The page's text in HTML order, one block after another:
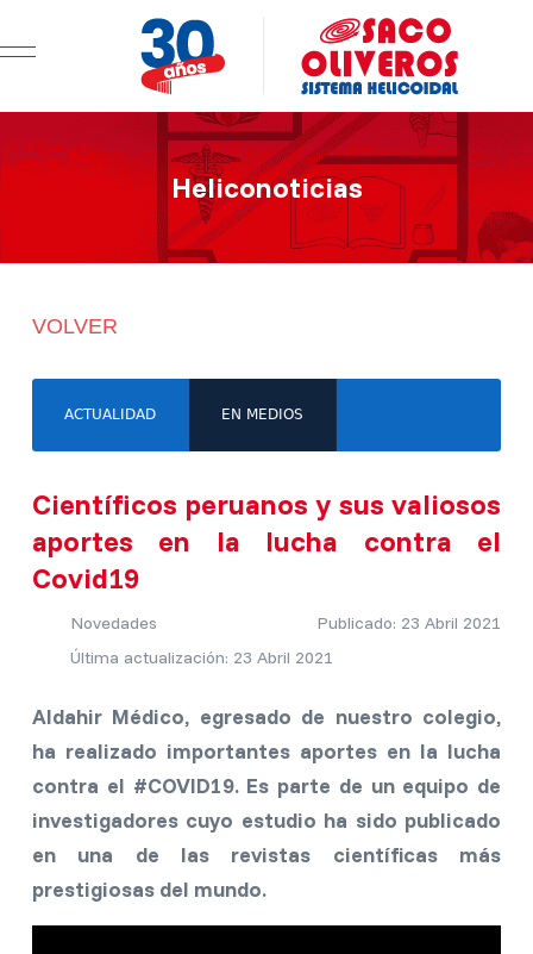
Mobile Menu Toggle
Heliconoticias
VOLVER
ACTUALIDAD EN MEDIOS
Científicos peruanos y sus valiosos
aportes en la lucha contra el
Covid19
Novedades
Publicado: 23 Abril 2021
Última actualización: 23 Abril 2021
Aldahir Médico, egresado de nuestro colegio,
ha realizado importantes aportes en la lucha
contra el #COVID19​. Es parte de un equipo de
investigadores cuyo estudio ha sido publicado
en una de las revistas científicas más
prestigiosas del mundo.